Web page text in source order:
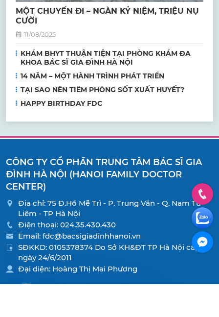
MỘT CHUYẾN ĐI – NGÀN KỶ NIỆM, TRIỆU NỤ
CƯỜI
11/08/2025
KHÁM BHYT THUẬN TIỆN TẠI PHÒNG KHÁM ĐA
KHOA BÁC SĨ GIA ĐÌNH HÀ NỘI
14 NĂM – MỘT HÀNH TRÌNH PHÁT TRIỂN
TẠI SAO NÊN TIÊM PHÒNG SỐT XUẤT HUYẾT?
HAPPY BIRTHDAY FDC
CÔNG TY CỔ PHẦN TRUNG TÂM BÁC SĨ GIA
ĐÌNH HÀ NỘI (HANOI FAMILY DOCTOR
CENTER)
Địa chỉ: 75 Đ.Hồ Mễ Trì - P. Trung Văn - Q. Nam Từ
Liêm - TP Hà Nội
Điện thoại: 024.35.430.430
Email: fdc@bacsigiadinhhanoi.vn
SĐKKD: 0105378374 Do Sở KH&ĐT TP Hà Nội cấp
ngày 24/6/2011
Đại diện: Hoàng Thị Mai Phương